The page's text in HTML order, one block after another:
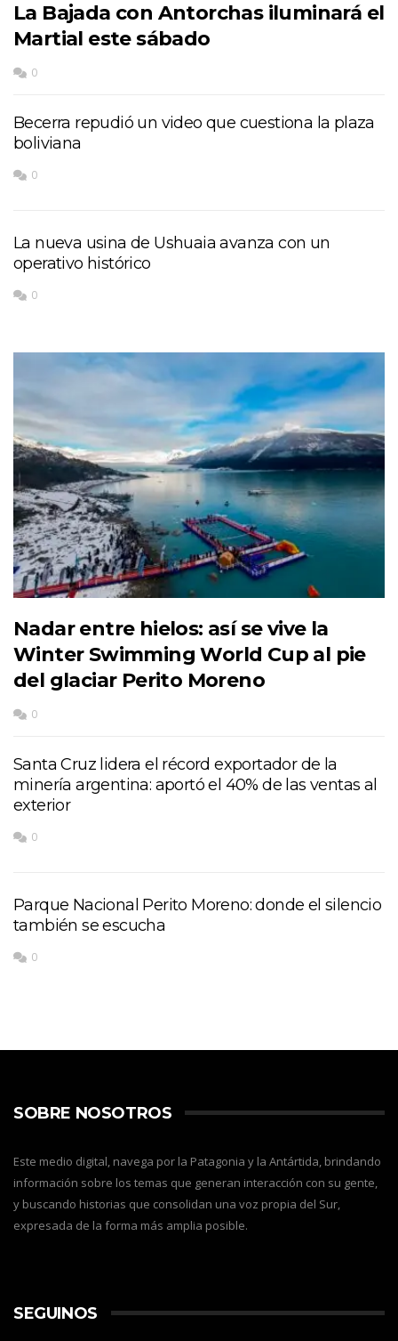
La Bajada con Antorchas iluminará el
Martial este sábado
0
Becerra repudió un video que cuestiona la plaza
boliviana
0
La nueva usina de Ushuaia avanza con un
operativo histórico
0
Nadar entre hielos: así se vive la
Winter Swimming World Cup al pie
del glaciar Perito Moreno
0
Santa Cruz lidera el récord exportador de la
minería argentina: aportó el 40% de las ventas al
exterior
0
Parque Nacional Perito Moreno: donde el silencio
también se escucha
0
SOBRE NOSOTROS
Este medio digital, navega por la Patagonia y la Antártida, brindando
información sobre los temas que generan interacción con su gente,
y buscando historias que consolidan una voz propia del Sur,
expresada de la forma más amplia posible.
SEGUINOS